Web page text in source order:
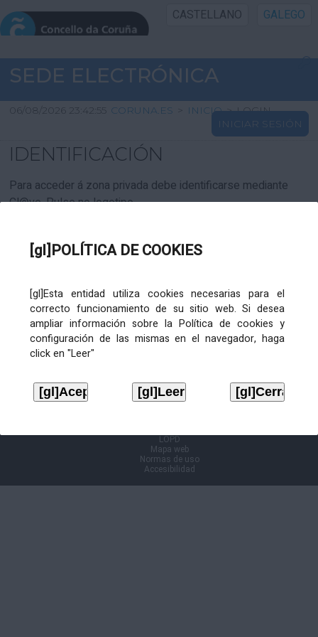
[gl]POLÍTICA DE COOKIES
[gl]Esta entidad utiliza cookies necesarias para el
correcto funcionamiento de su sitio web. Si desea
ampliar información sobre la Política de cookies y
configuración de las mismas en el navegador, haga
click en "Leer"
CASTELLANO GALEGO
INICIO SEDE
INICIO
INFORMACIÓN PÚBLICA
CARTAFOL CIDADÁN
SEDE ELECTRÓNICA
06/08/2026 23:42:55 CORUNA.ES > INICIO > LOGIN
INICIAR SESIÓN
IDENTIFICACIÓN
Para acceder á zona privada debe identificarse mediante
Cl@ve. Pulse no logotipo
LOPD
Mapa web
Normas de uso
Accesibilidad